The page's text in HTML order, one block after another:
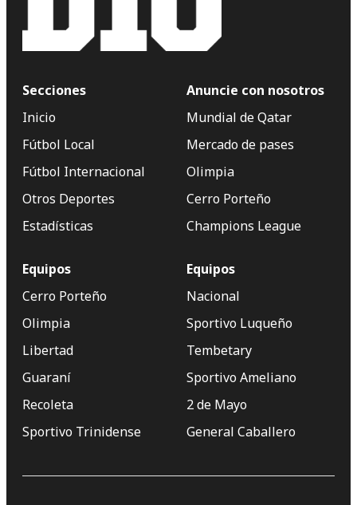
Secciones
Inicio
Fútbol Local
Fútbol Internacional
Otros Deportes
Estadísticas
Anuncie con nosotros
Mundial de Qatar
Mercado de pases
Olimpia
Cerro Porteño
Champions League
Equipos
Cerro Porteño
Olimpia
Libertad
Guaraní
Recoleta
Sportivo Trinidense
Equipos
Nacional
Sportivo Luqueño
Tembetary
Sportivo Ameliano
2 de Mayo
General Caballero